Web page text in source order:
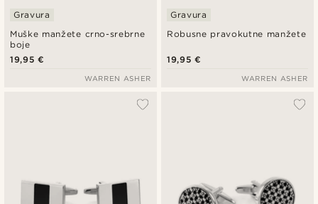
Muške manžete crno-srebrne
boje
Gravura
19,95 €
WARREN ASHER
Robusne pravokutne manžete
Gravura
19,95 €
WARREN ASHER